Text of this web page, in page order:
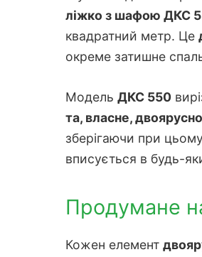
ліжко з шафою ДКС
квадратний метр. Це
окреме затишне
Модель ДКС 550
та, власне,
зберігаючи при цьому
вписується в будь-
Продумане
Кожен елемент